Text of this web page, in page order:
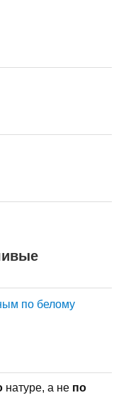
по белому
натуре, а не по